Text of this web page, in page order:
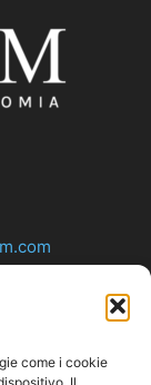
come i cookie